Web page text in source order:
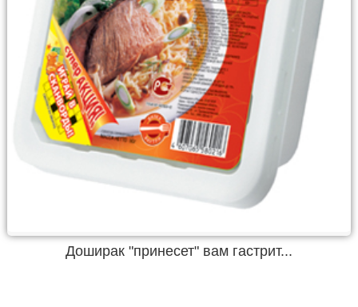
Доширак "принесет" вам гастрит...